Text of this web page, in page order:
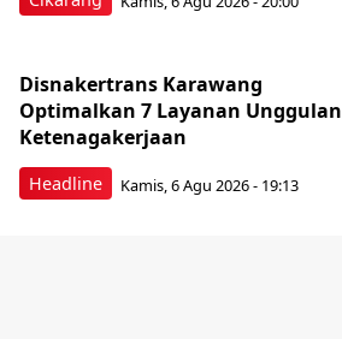
Headline
Disnakertrans Karawang
Optimalkan 7 Layanan Unggulan
Ketenagakerjaan
Kamis, 6 Agu 2026 - 19:13